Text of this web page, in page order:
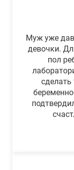
Муж уже
девочки.
пол
сделать